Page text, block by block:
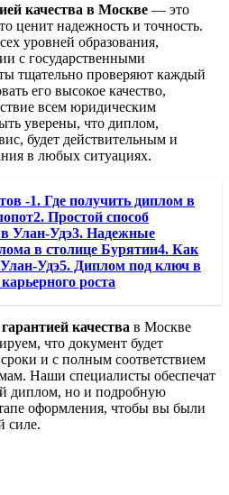
качества в Москве — это
ценит надежность и точность.
уровней образования,
с государственными
тщательно проверяют каждый
его высокое качество,
всем юридическим
уверены, что диплом,
будет действительным и
в любых ситуациях.
-1. Где получить диплом в
Простой способ
Улан-Удэ3. Надежные
в столице Бурятии4. Как
Удэ5. Диплом под ключ в
роста
качества в Москве
что документ будет
и с полным соответствием
Наши специалисты обеспечат
диплом, но и подробную
оформления, чтобы вы были
силе.